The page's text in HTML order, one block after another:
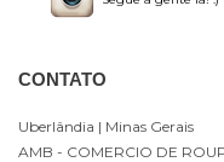
CONTATO
Uberlândia | Minas Gerais
AMB - COMERCIO DE